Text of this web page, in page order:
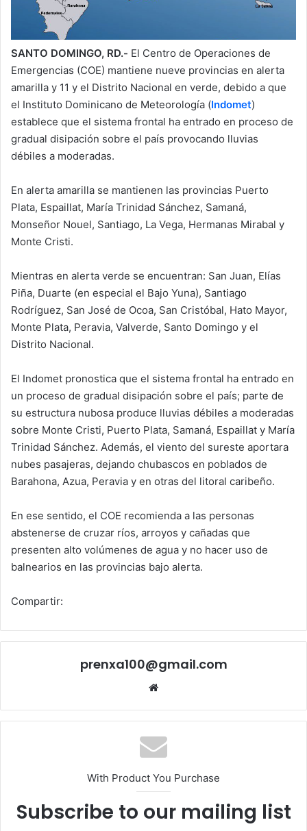
SANTO DOMINGO, RD.- El Centro de Operaciones de
Emergencias (COE) mantiene nueve provincias en alerta
amarilla y 11 y el Distrito Nacional en verde, debido a que
el Instituto Dominicano de Meteorología (Indomet)
establece que el sistema frontal ha entrado en proceso de
gradual disipación sobre el país provocando lluvias
débiles a moderadas.
En alerta amarilla se mantienen las provincias Puerto
Plata, Espaillat, María Trinidad Sánchez, Samaná,
Monseñor Nouel, Santiago, La Vega, Hermanas Mirabal y
Monte Cristi.
Mientras en alerta verde se encuentran: San Juan, Elías
Piña, Duarte (en especial el Bajo Yuna), Santiago
Rodríguez, San José de Ocoa, San Cristóbal, Hato Mayor,
Monte Plata, Peravia, Valverde, Santo Domingo y el
Distrito Nacional.
El Indomet pronostica que el sistema frontal ha entrado en
un proceso de gradual disipación sobre el país; parte de
su estructura nubosa produce lluvias débiles a moderadas
sobre Monte Cristi, Puerto Plata, Samaná, Espaillat y María
Trinidad Sánchez. Además, el viento del sureste aportara
nubes pasajeras, dejando chubascos en poblados de
Barahona, Azua, Peravia y en otras del litoral caribeño.
En ese sentido, el COE recomienda a las personas
abstenerse de cruzar ríos, arroyos y cañadas que
presenten alto volúmenes de agua y no hacer uso de
balnearios en las provincias bajo alerta.
Compartir:
prenxa100@gmail.com
With Product You Purchase
Subscribe to our mailing list